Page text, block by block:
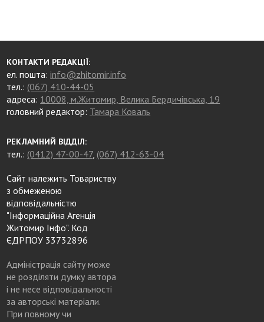
КОНТАКТИ РЕДАКЦІЇ:
ел. пошта:info@zhitomir.info
тел.: (067) 410-44-05
адреса: 10008, м.Житомир, Велика Бердичівська, 19
головний редактор: Тамара Коваль
РЕКЛАМНИЙ ВІДДІЛ:
тел.: (0412) 47-00-47, (067) 412-63-04
Сайт належить Товариству
з обмеженою
відповідальністю
"Інформаційна Агенція
Житомир Інфо". Код
ЄДРПОУ 33732896
Адміністрація сайту може
не розділяти думку автора
і не несе відповідальності
за авторські матеріали.
При повному чи